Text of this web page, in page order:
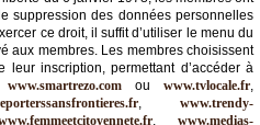
suppression des données personnelles
ce droit, il suffit d’utiliser le menu du
aux membres. Les membres choisissent
inscription, permettant d’accéder à
www.smartrezo.comouwww.tvlocale.fr
, www.trendy-
www.medias-